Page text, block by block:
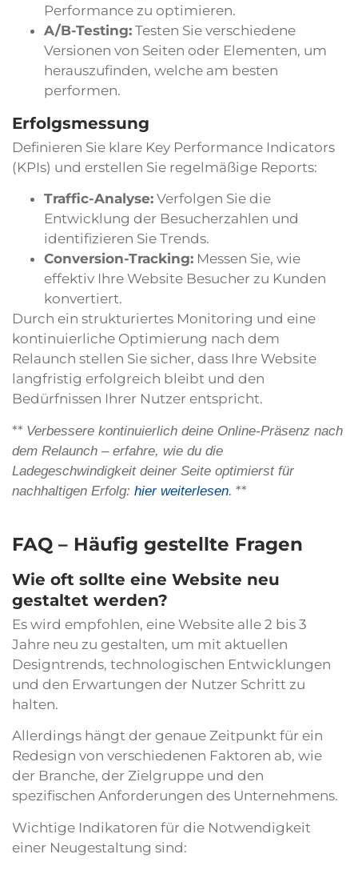
Performance zu optimieren.
A/B-Testing: Testen Sie verschiedene
Versionen von Seiten oder Elementen, um
herauszufinden, welche am besten
performen.
Erfolgsmessung
Definieren Sie klare Key Performance Indicators
(KPIs) und erstellen Sie regelmäßige Reports:
Traffic-Analyse: Verfolgen Sie die
Entwicklung der Besucherzahlen und
identifizieren Sie Trends.
Conversion-Tracking: Messen Sie, wie
effektiv Ihre Website Besucher zu Kunden
konvertiert.
Durch ein strukturiertes Monitoring und eine
kontinuierliche Optimierung nach dem
Relaunch stellen Sie sicher, dass Ihre Website
langfristig erfolgreich bleibt und den
Bedürfnissen Ihrer Nutzer entspricht.
** Verbessere kontinuierlich deine Online-Präsenz nach
dem Relaunch – erfahre, wie du die
Ladegeschwindigkeit deiner Seite optimierst für
nachhaltigen Erfolg: hier weiterlesen. **
FAQ – Häufig gestellte Fragen
Wie oft sollte eine Website neu
gestaltet werden?
Es wird empfohlen, eine Website alle 2 bis 3
Jahre neu zu gestalten, um mit aktuellen
Designtrends, technologischen Entwicklungen
und den Erwartungen der Nutzer Schritt zu
halten.
Allerdings hängt der genaue Zeitpunkt für ein
Redesign von verschiedenen Faktoren ab, wie
der Branche, der Zielgruppe und den
spezifischen Anforderungen des Unternehmens.
Wichtige Indikatoren für die Notwendigkeit
einer Neugestaltung sind: